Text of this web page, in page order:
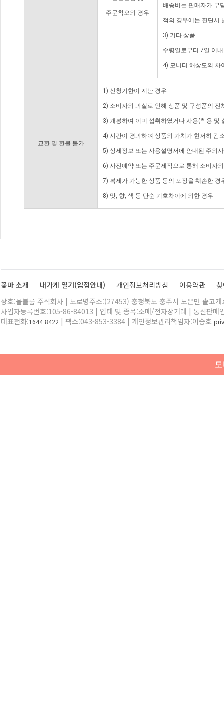
주문착오의 경우
배송비는 판매자가 부
적의 경우에는 진단서
3) 기타 상품
수령일로부터 7일 이
4) 모니터 해상도의 차
교환 및 환불 불가
1) 신청기한이 지난 경우
2) 소비자의 과실로 인해 상품 및 구성품의
3) 개봉하여 이미 섭취하였거나 사용(착용 및
4) 시간이 경과하여 상품의 가치가 현저히 감
5) 상세정보 또는 사용설명서에 안내된 주의
6) 사전예약 또는 주문제작으로 통해 소비자
7) 복제가 가능한 상품 등의 포장을 훼손한 경
8) 맛, 향, 색 등 단순 기호차이에 의한 경우
꽃마 소개 내가게 열기(입점안내) 개인정보처리방침 이용약관
상호:올블룸 주식회사 | 도로명주소:(27453) 충청북도 충주시 노은면 솔고
사업자등록번호:105-86-84013 | 업태 및 종목:소매/전자상거래 | 통신판매
대표전화:1644-8422 | 팩스:043-853-3384 | 개인정보관리책임자:이승호